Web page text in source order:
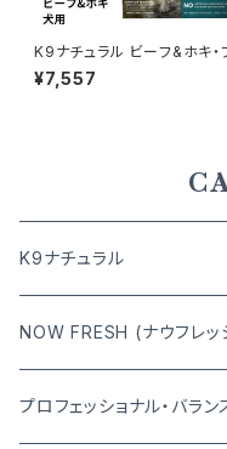
K9ナチュラル ビーフ&ホキ・
ースト 500g
¥7,557
K9ナチュラル
NOW FRESH (ナウフレッ
プロフェッショナル・バラン